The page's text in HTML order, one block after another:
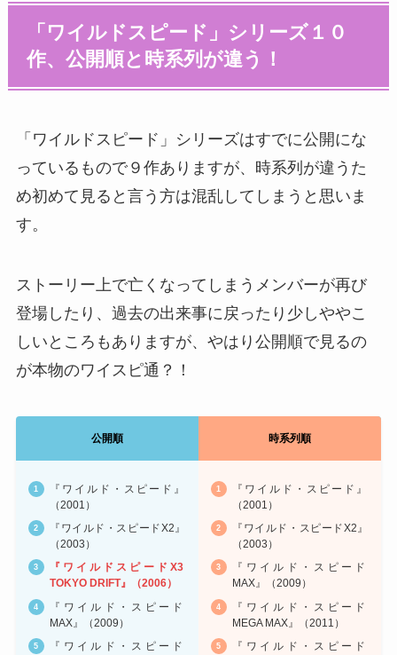
「ワイルドスピード」シリーズ１０
作、公開順と時系列が違う！
「ワイルドスピード」シリーズはすでに公開にな
っているもので９作ありますが、時系列が違うた
め初めて見ると言う方は混乱してしまうと思いま
す。
ストーリー上で亡くなってしまうメンバーが再び
登場したり、過去の出来事に戻ったり少しややこ
しいところもありますが、やはり公開順で見るの
が本物のワイスピ通？！
公開順 時系列順
『ワイルド・スピード』
（2001）
『ワイルド・スピードX2』
（2003）
『ワイルドスピードX3
TOKYO DRIFT』（2006）
『ワイルド・スピード
MAX』（2009）
『ワイルド・スピード
『ワイルド・スピード』
（2001）
『ワイルド・スピードX2』
（2003）
『ワイルド・スピード
MAX』（2009）
『ワイルド・スピード
MEGA MAX』（2011）
『ワイルド・スピード